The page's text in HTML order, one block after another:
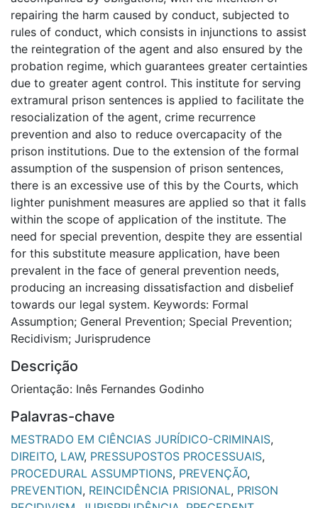
repairing the harm caused by conduct, subjected to
rules of conduct, which consists in injunctions to assist
the reintegration of the agent and also ensured by the
probation regime, which guarantees greater certainties
due to greater agent control. This institute for serving
extramural prison sentences is applied to facilitate the
resocialization of the agent, crime recurrence
prevention and also to reduce overcapacity of the
prison institutions. Due to the extension of the formal
assumption of the suspension of prison sentences,
there is an excessive use of this by the Courts, which
lighter punishment measures are applied so that it falls
within the scope of application of the institute. The
need for special prevention, despite they are essential
for this substitute measure application, have been
prevalent in the face of general prevention needs,
producing an increasing dissatisfaction and disbelief
towards our legal system. Keywords: Formal
Assumption; General Prevention; Special Prevention;
Recidivism; Jurisprudence
Descrição
Orientação: Inês Fernandes Godinho
Palavras-chave
MESTRADO EM CIÊNCIAS JURÍDICO-CRIMINAIS,
DIREITO, LAW, PRESSUPOSTOS PROCESSUAIS,
PROCEDURAL ASSUMPTIONS, PREVENÇÃO,
PREVENTION, REINCIDÊNCIA PRISIONAL, PRISON